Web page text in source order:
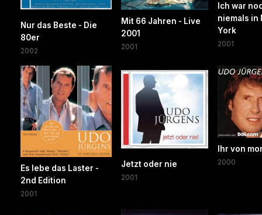
Nur das Beste - Die
80er
2002
Mit 66 Jahren - Live
2001
2001
Ich war
niemals in
York
2001
Es lebe das Laster -
2nd Edition
2001
Jetzt oder nie
2001
Ihr von
2000